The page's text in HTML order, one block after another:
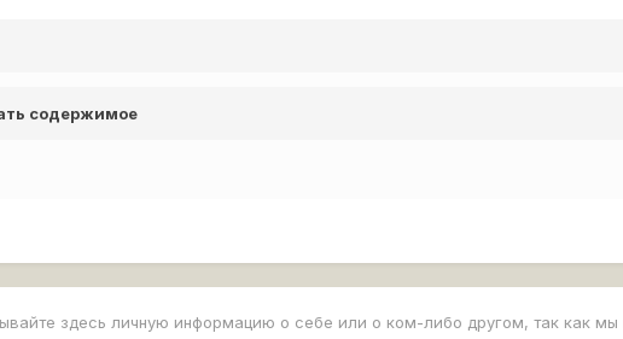
содержимое
здесь личную информацию о себе или о ком-либо другом, так как